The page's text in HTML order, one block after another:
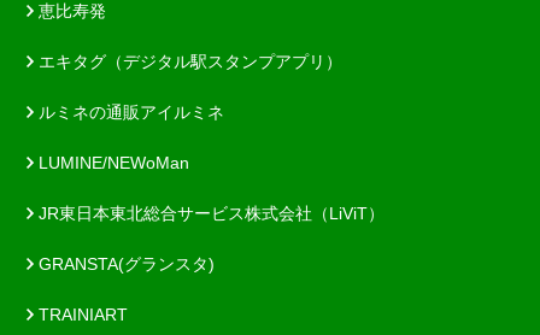
恵比寿発
エキタグ（デジタル駅スタンプアプリ）
ルミネの通販アイルミネ
LUMINE/NEWoMan
JR東日本東北総合サービス株式会社（LiViT）
GRANSTA(グランスタ)
TRAINIART